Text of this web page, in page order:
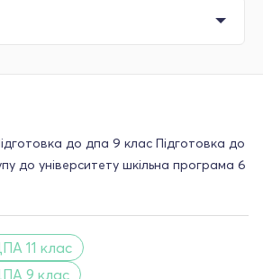
до дпа 9 клас Підготовка до
до університету шкільна програма 6
11 клас
9 клас